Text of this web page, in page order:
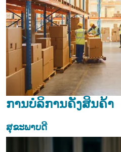
ການບໍລິການຄັງສິນຄ້າ
ສຸຂະພາບດີ